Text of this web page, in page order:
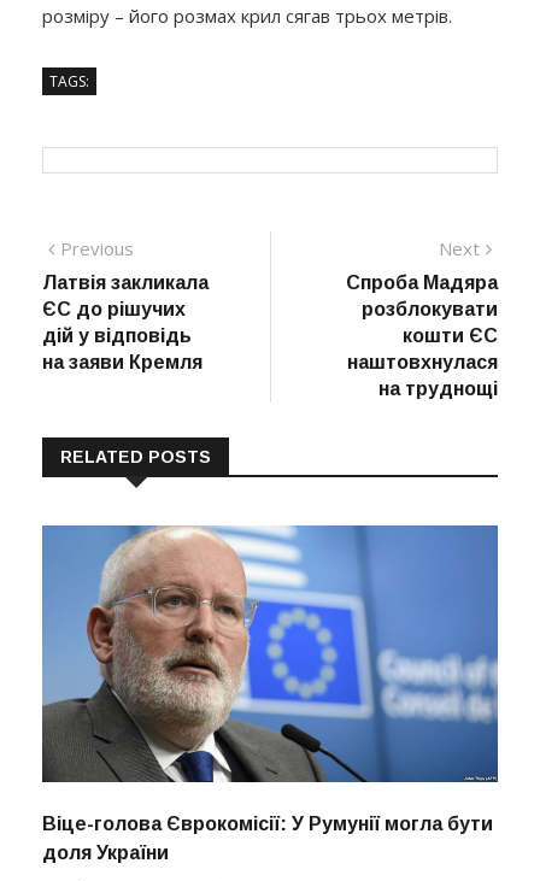
розміру – його розмах крил сягав трьох метрів.
TAGS:
Навігація
записів
Previous
post:
Латвія закликала
ЄС до рішучих
дій у відповідь
на заяви Кремля
Next
post:
Спроба Мадяра
розблокувати
кошти ЄС
наштовхнулася
на труднощі
RELATED POSTS
Віце-голова Єврокомісії: У Румунії могла бути
доля України